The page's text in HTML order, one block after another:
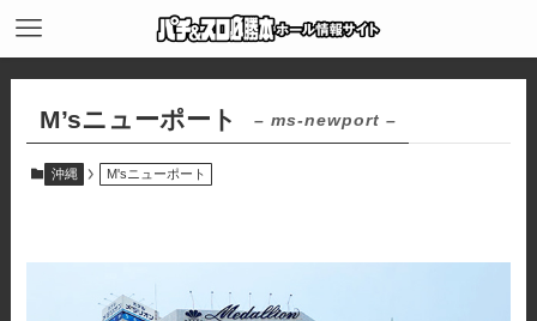
M’sニューポート – ms-newport –
沖縄 M'sニューポート